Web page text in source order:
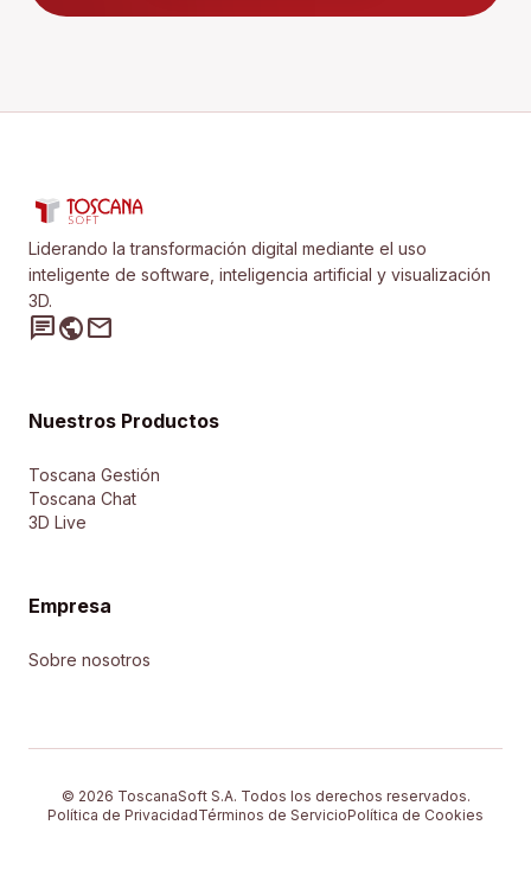
Liderando la transformación digital mediante el uso
inteligente de software, inteligencia artificial y visualización
3D.
chatpublicmail
Nuestros Productos
Toscana Gestión
Toscana Chat
3D Live
Empresa
Sobre nosotros
© 2026 ToscanaSoft S.A. Todos los derechos reservados.
Política de PrivacidadTérminos de ServicioPolítica de Cookies